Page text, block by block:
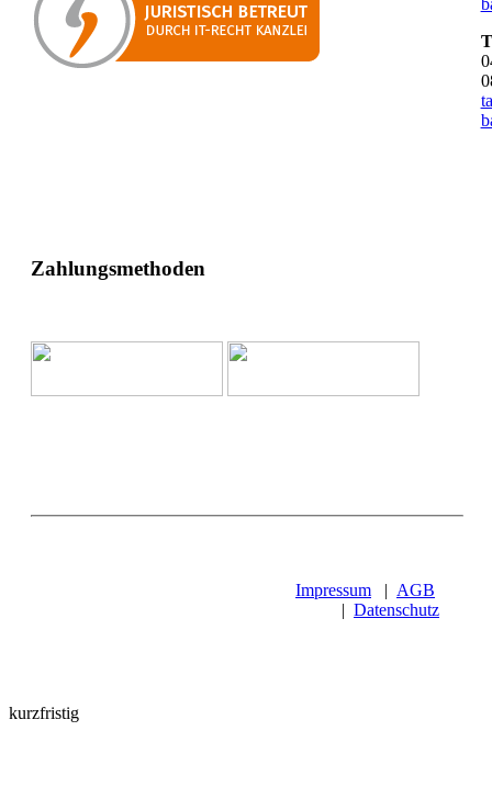
Zahlungsmethoden
Impressum | AGB
| Datenschutz
kurzfristig